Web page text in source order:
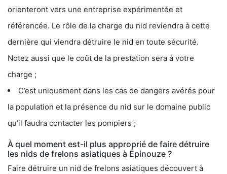
orienteront vers une entreprise expérimentée et
référencée. Le rôle de la charge du nid reviendra à cette
dernière qui viendra détruire le nid en toute sécurité.
Notez aussi que le coût de la prestation sera à votre
charge ;
C’est uniquement dans les cas de dangers avérés pour
la population et la présence du nid sur le domaine public
qu’il faudra contacter les pompiers ;
À quel moment est-il plus approprié de faire détruire
les nids de frelons asiatiques à Épinouze ?
Faire détruire un nid de frelons asiatiques découvert à